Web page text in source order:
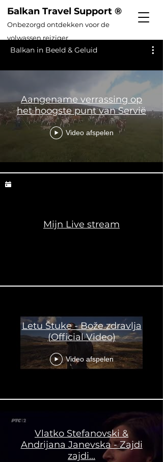
Бalkan Travel Support ®
Onbezorgd ontdekken voor de
volwassen reiziger
Balkan in Beeld & Geluid
Aangename verrassing op
het hoogste punt van Servië
Video afspelen
Mijn Live stream
Letu Štuke - Bože zdravlja
(Official Video)
Video afspelen
Vlatko Stefanovski &
Andrijana Janevska - Zajdi
zajdi...